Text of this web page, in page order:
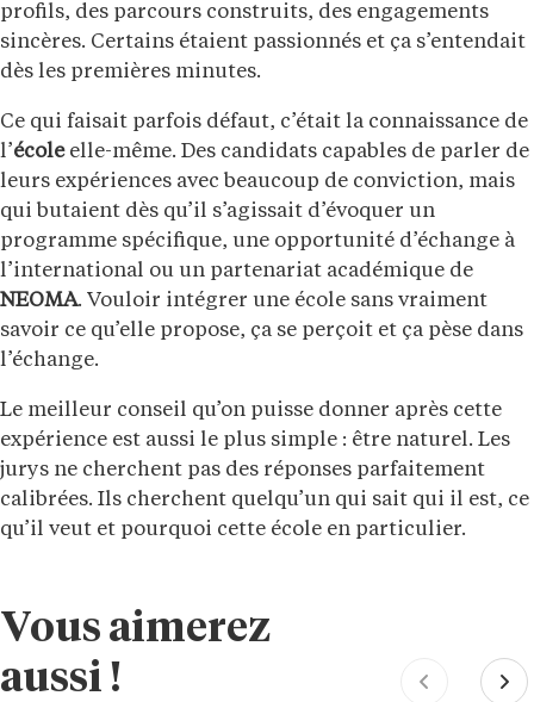
profils, des parcours construits, des engagements
sincères. Certains étaient passionnés et ça s’entendait
dès les premières minutes.
Ce qui faisait parfois défaut, c’était la connaissance de
l’écoleelle-même. Des candidats capables de parler de
leurs expériences avec beaucoup de conviction, mais
qui butaient dès qu’il s’agissait d’évoquer un
programme spécifique, une opportunité d’échange à
l’international ou un partenariat académique de
NEOMA. Vouloir intégrer une école sans vraiment
savoir ce qu’elle propose, ça se perçoit et ça pèse dans
l’échange.
Le meilleur conseil qu’on puisse donner après cette
expérience est aussi le plus simple : être naturel. Les
jurys ne cherchent pas des réponses parfaitement
calibrées. Ils cherchent quelqu’un qui sait qui il est, ce
qu’il veut et pourquoi cette école en particulier.
Vous aimerez
aussi !